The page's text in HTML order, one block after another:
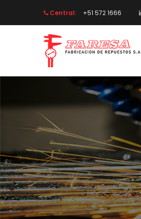
Central: +51 572 1666